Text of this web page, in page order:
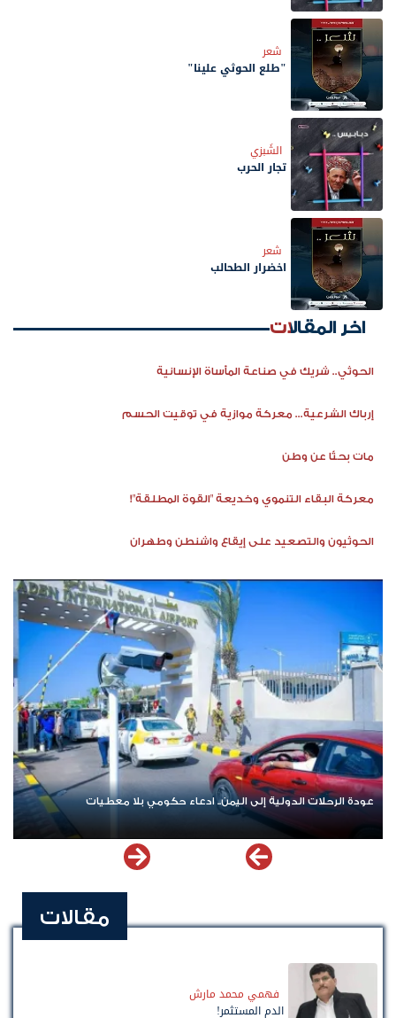
شعر
"طلع الحوثي علينا"
الشَبزي
تجار الحرب
شعر
اخضرار الطحالب
اخر المقالات
الحوثي.. شريك في صناعة المأساة الإنسانية
إرباك الشرعية... معركة موازية في توقيت الحسم
مات بحثًا عن وطن
معركة البقاء التنموي وخديعة "القوة المطلقة"!
الحوثيون والتصعيد على إيقاع واشنطن وطهران
عودة الرحلات الدولية إلى اليمن.. ادعاء حكومي بلا معطيات
مقالات
فهمي محمد مارش
الدم المستثمر!